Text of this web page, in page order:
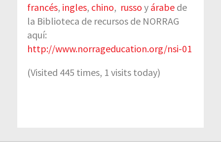
francés, ingles, chino, russo y árabe de
la Biblioteca de recursos de NORRAG
aquí:
http://www.norrageducation.org/nsi-01
(Visited 445 times, 1 visits today)